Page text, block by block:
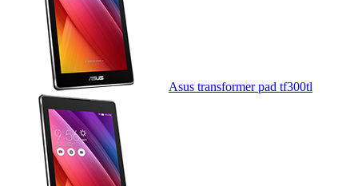
Asus transformer pad tf300tl